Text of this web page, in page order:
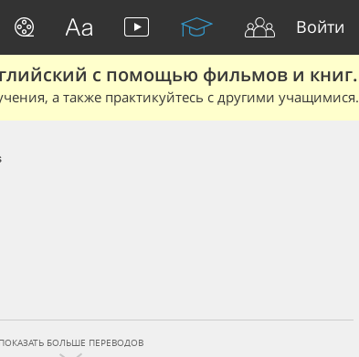
Войти
с помощью фильмов и книг.
а также практикуйтесь с другими учащимися.
ПОКАЗАТЬ БОЛЬШЕ ПЕРЕВОДОВ